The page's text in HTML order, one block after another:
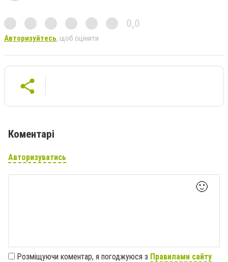
0,0
Авторизуйтесь, щоб оцінити
Коментарі
Авторизуватись
🙂
Розміщуючи коментар, я погоджуюся з Правилами сайту